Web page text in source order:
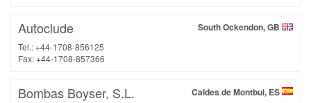
South Ockendon, GB
Autoclude
Tel.: +44-1708-856125
Fax: +44-1708-857366
Caldes de Montbui, ES
Bombas Boyser, S.L.